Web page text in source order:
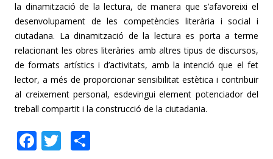
la dinamització de la lectura, de manera que s’afavoreixi el
desenvolupament de les competències literària i social i
ciutadana. La dinamització de la lectura es porta a terme
relacionant les obres literàries amb altres tipus de discursos,
de formats artístics i d’activitats, amb la intenció que el fet
lector, a més de proporcionar sensibilitat estètica i contribuir
al creixement personal, esdevingui element potenciador del
treball compartit i la construcció de la ciutadania.
F T